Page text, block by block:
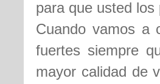
para que usted
Cuando vamos a
fuertes siempre
mayor calidad de